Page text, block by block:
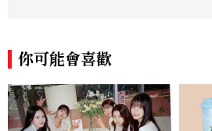
你可能會喜歡